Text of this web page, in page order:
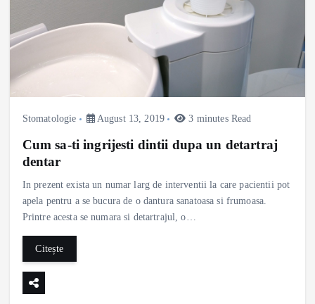
Stomatologie August 13, 2019 3 minutes Read
Cum sa-ti ingrijesti dintii dupa un detartraj
dentar
In prezent exista un numar larg de interventii la care pacientii pot
apela pentru a se bucura de o dantura sanatoasa si frumoasa.
Printre acesta se numara si detartrajul, o…
Citește